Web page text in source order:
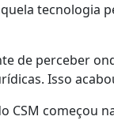
tecnologia
de perceber
Isso
CSM começou